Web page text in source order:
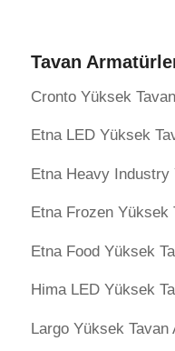
Tavan
Cronto Yüksek
Etna LED Yüksek
Etna Heavy Industry
Etna Frozen Yüksek
Etna Food Yüksek
Hima LED Yüksek
Largo Yüksek Tavan